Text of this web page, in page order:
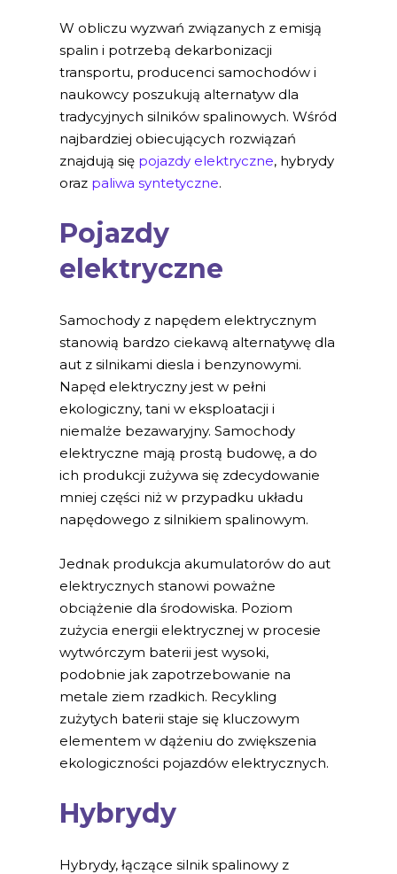
W obliczu wyzwań związanych z emisją
spalin i potrzebą dekarbonizacji
transportu, producenci samochodów i
naukowcy poszukują alternatyw dla
tradycyjnych silników spalinowych. Wśród
najbardziej obiecujących rozwiązań
znajdują się pojazdy elektryczne, hybrydy
oraz paliwa syntetyczne.
Pojazdy
elektryczne
Samochody z napędem elektrycznym
stanowią bardzo ciekawą alternatywę dla
aut z silnikami diesla i benzynowymi.
Napęd elektryczny jest w pełni
ekologiczny, tani w eksploatacji i
niemalże bezawaryjny. Samochody
elektryczne mają prostą budowę, a do
ich produkcji zużywa się zdecydowanie
mniej części niż w przypadku układu
napędowego z silnikiem spalinowym.
Jednak produkcja akumulatorów do aut
elektrycznych stanowi poważne
obciążenie dla środowiska. Poziom
zużycia energii elektrycznej w procesie
wytwórczym baterii jest wysoki,
podobnie jak zapotrzebowanie na
metale ziem rzadkich. Recykling
zużytych baterii staje się kluczowym
elementem w dążeniu do zwiększenia
ekologiczności pojazdów elektrycznych.
Hybrydy
Hybrydy, łączące silnik spalinowy z